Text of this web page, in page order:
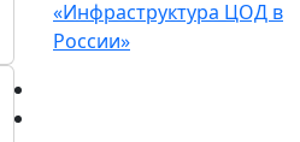
«Инфраструктура ЦОД в
России»